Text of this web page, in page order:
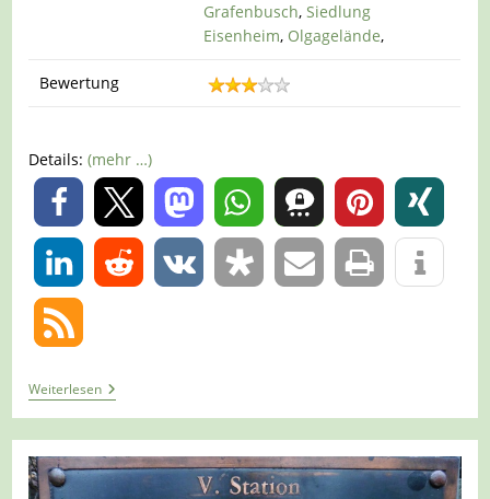
Grafenbusch,Siedlung
Eisenheim, Olgagelände,
Bewertung
Details:(mehr …)
0
0
WeiterlesenTour
917
–
Oberhausen
–
Rundtour